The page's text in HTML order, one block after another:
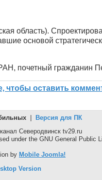
область).
основой
почетный гражданин
чтобы оставить
| Версия для ПК
Северодвинск tv29.ru
under the GNU General Public
by Mobile Joomla!
Version